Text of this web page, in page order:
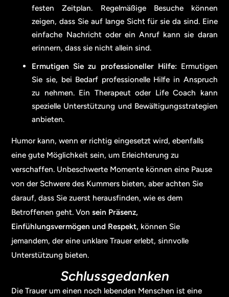
festen Zeitplan. Regelmäßige Besuche können
zeigen, dass Sie auf lange Sicht für sie da sind. Eine
einfache Nachricht oder ein Anruf kann sie daran
erinnern, dass sie nicht allein sind.
Ermutigen Sie zu professioneller Hilfe:Ermutigen
Sie sie, bei Bedarf professionelle Hilfe in Anspruch
zu nehmen. Ein Therapeut oder Life Coach kann
spezielle Unterstützung und Bewältigungsstrategien
anbieten.
Humor kann, wenn er richtig eingesetzt wird, ebenfalls
eine gute Möglichkeit sein, um Erleichterung zu
verschaffen. Unbeschwerte Momente können eine Pause
von der Schwere des Kummers bieten, aber achten Sie
darauf, dass Sie zuerst herausfinden, wie es dem
Betroffenen geht. Vonsein Präsenz,
Einfühlungsvermögen und Respekt, können Sie
jemandem, der eine unklare Trauer erlebt, sinnvolle
Unterstützung bieten.
Schlussgedanken
Die Trauer um einen noch lebenden Menschen ist eine